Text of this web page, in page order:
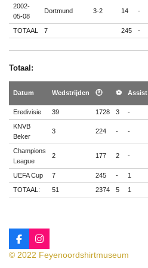
2002-
05-08
Dortmund 3-2 14 -
TOTAAL 7 245 -
Totaal:
Datum Wedstrijden 🕐 ⚽ Assist
Eredivisie 39 1728 3 -
KNVB
Beker
3 224 - -
Champions
League
2 177 2 -
UEFA Cup 7 245 - 1
TOTAAL:
51 2374 5 1
F
a
c
I
n
s
© 2022 Feyenoordshirtmuseum